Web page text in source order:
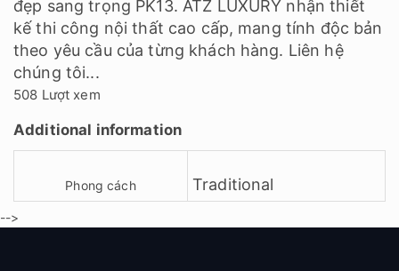
đẹp sang trọng PK13. ATZ LUXURY nhận thiết
kế thi công nội thất cao cấp, mang tính độc bản
theo yêu cầu của từng khách hàng. Liên hệ
chúng tôi...
508 Lượt xem
Additional information
Phong cách Traditional
-->